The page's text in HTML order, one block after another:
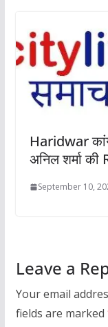
Haridwar
अनिल शर्मा
September 10,
Leave a
Your email
fields are marked